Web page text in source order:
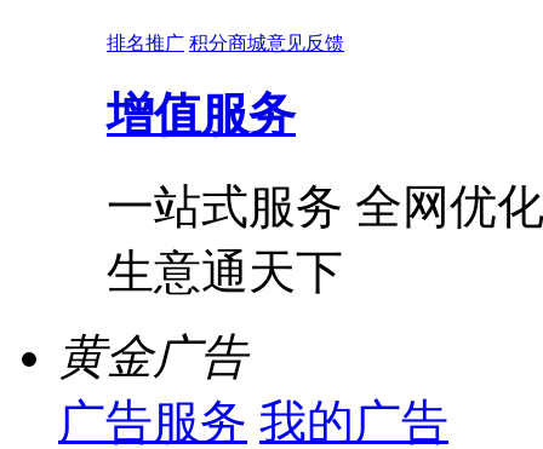
排名推广 积分商城意见反馈
增值服务
一站式服务 全网优
生意通天下
黄金广告
广告服务 我的广告